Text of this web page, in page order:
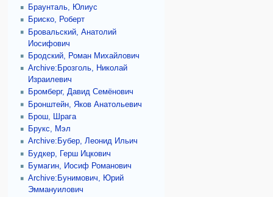
Браунталь, Юлиус
Бриско, Роберт
Бровальский, Анатолий
Иосифович
Бродский, Роман Михайлович
Archive:Брозголь, Николай
Израилевич
Бромберг, Давид Семёнович
Бронштейн, Яков Анатольевич
Брош, Шрага
Брукс, Мэл
Archive:Бубер, Леонид Ильич
Будкер, Герш Ицкович
Бумагин, Иосиф Романович
Archive:Бунимович, Юрий
Эммануилович